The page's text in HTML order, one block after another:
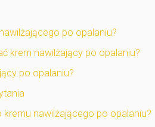
po opalaniu?
krem nawilżający po opalaniu?
po opalaniu?
kremu nawilżającego po opalaniu?